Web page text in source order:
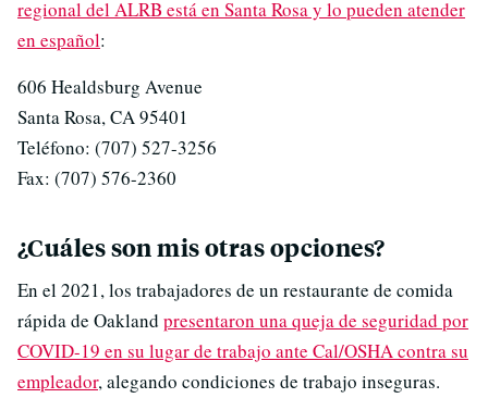
regional del ALRB está en Santa Rosa y lo pueden atender
en español:
606 Healdsburg Avenue
Santa Rosa, CA 95401
Teléfono: (707) 527-3256
Fax: (707) 576-2360
¿Cuáles son mis otras opciones?
En el 2021, los trabajadores de un restaurante de comida
rápida de Oakland presentaron una queja de seguridad por
COVID-19 en su lugar de trabajo ante Cal/OSHA contra su
empleador, alegando condiciones de trabajo inseguras.